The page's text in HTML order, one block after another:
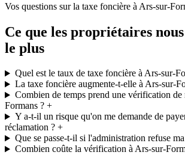
Vos questions sur la taxe foncière à Ars-sur-
Ce que les propriétaires
le plus
Quel est le taux de taxe foncière à Ars-sur-
La taxe foncière augmente-t-elle à Ars-sur-
Combien de temps prend une vérification
Formans ? +
Y a-t-il un risque qu'on me demande de
réclamation ? +
Que se passe-t-il si l'administration refuse
Combien coûte la vérification à Ars-sur-